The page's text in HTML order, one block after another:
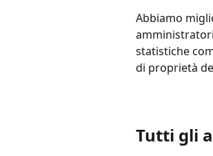
Abbiamo
statistiche
di proprietà
Tutti gli